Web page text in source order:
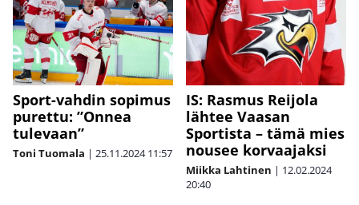
Sport-vahdin sopimus
purettu: ”Onnea
tulevaan”
Toni Tuomala | 25.11.2024 11:57
IS: Rasmus Reijola
lähtee Vaasan
Sportista – tämä mies
nousee korvaajaksi
Miikka Lahtinen | 12.02.2024
20:40